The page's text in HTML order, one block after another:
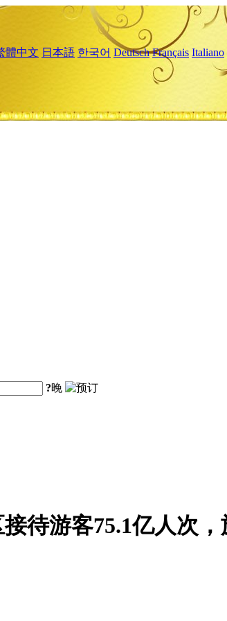
體中文 日本語 한국어 Deutsch Français Italiano
?晚
待游客75.1亿人次